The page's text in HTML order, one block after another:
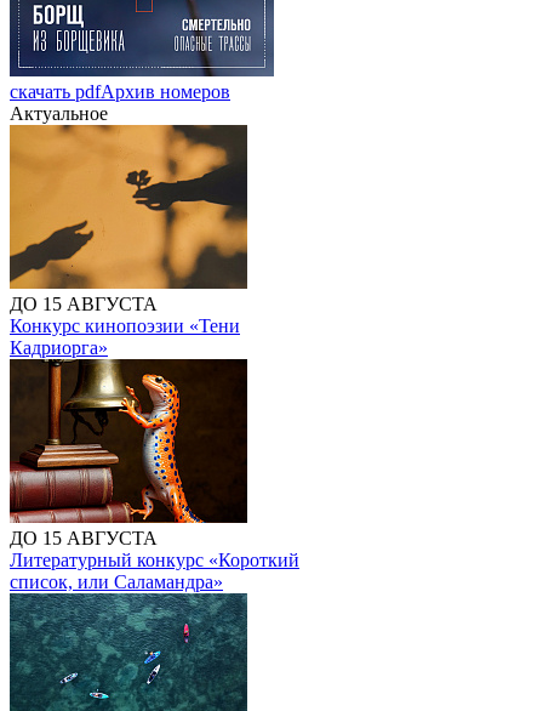
скачать pdfАрхив номеров
Актуальное
ДО 15 АВГУСТА
Конкурс кинопоэзии «Тени
Кадриорга»
ДО 15 АВГУСТА
Литературный конкурс «Короткий
список, или Саламандра»